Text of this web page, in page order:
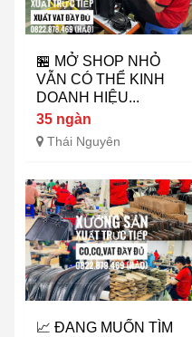
🏪 MỞ SHOP NHỎ
VẪN CÓ THỂ KINH
DOANH HIỆU...
35 ngàn
Thái Nguyên
📈 ĐANG MUỐN TÌM